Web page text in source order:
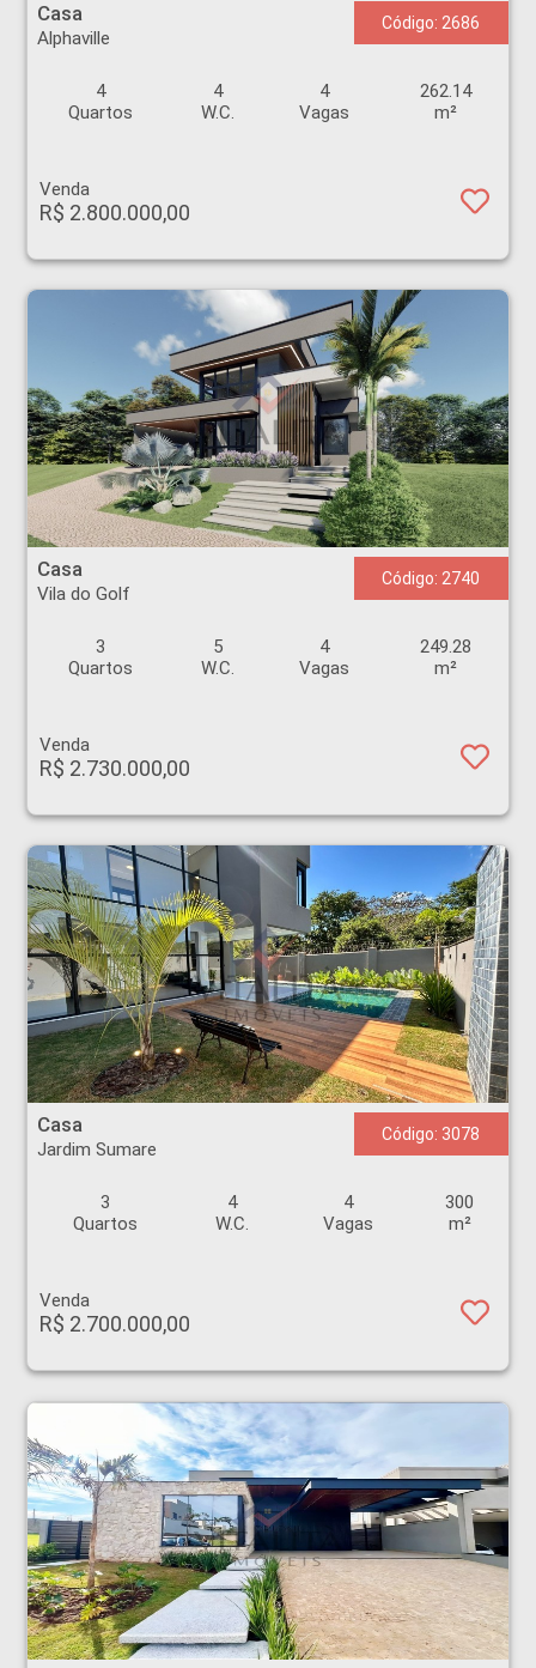
Casa
Alphaville
Código: 2686
4
Quartos
4
W.C.
4
Vagas
262.14
m²
Venda
R$ 2.800.000,00
Casa - Vila do Golf - Ribeirão Preto
Casa
Vila do Golf
Código: 2740
3
Quartos
5
W.C.
4
Vagas
249.28
m²
Venda
R$ 2.730.000,00
Casa - Jardim Sumare - Ribeirão Preto
Casa
Jardim Sumare
Código: 3078
3
Quartos
4
W.C.
4
Vagas
300
m²
Venda
R$ 2.700.000,00
Casa - Bonfim Paulista - Ribeirão Preto